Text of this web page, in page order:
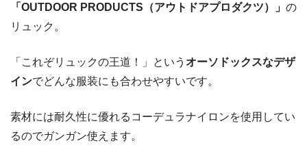
「OUTDOOR PRODUCTS（アウトドアプロダクツ）」 の
リュック。
「これぞリュックの王道！」という オーソドックスなデザ
インでどんな服装にも合わせやすいです。
素材には耐久性に優れるコーデュラナイロンを使用してい
るのでガンガン使えます。